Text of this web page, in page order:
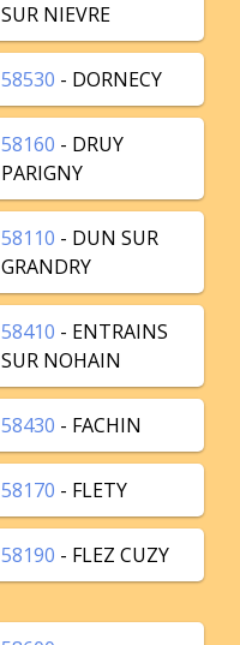
SUR NIEVRE
58530 - DORNECY
58160 - DRUY
PARIGNY
58110 - DUN SUR
GRANDRY
58410 - ENTRAINS
SUR NOHAIN
58430 - FACHIN
58170 - FLETY
58190 - FLEZ CUZY